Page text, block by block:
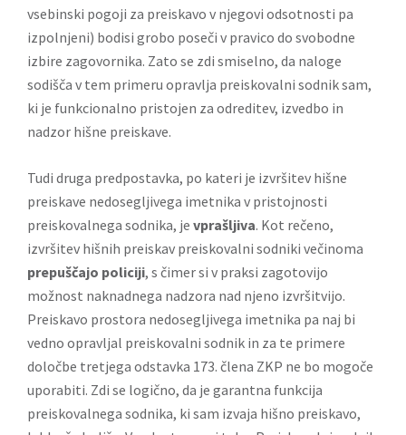
vsebinski pogoji za preiskavo v njegovi odsotnosti pa
izpolnjeni) bodisi grobo poseči v pravico do svobodne
izbire zagovornika. Zato se zdi smiselno, da naloge
sodišča v tem primeru opravlja preiskovalni sodnik sam,
ki je funkcionalno pristojen za odreditev, izvedbo in
nadzor hišne preiskave.
Tudi druga predpostavka, po kateri je izvršitev hišne
preiskave nedosegljivega imetnika v pristojnosti
preiskovalnega sodnika, je vprašljiva. Kot rečeno,
izvršitev hišnih preiskav preiskovalni sodniki večinoma
prepuščajo policiji, s čimer si v praksi zagotovijo
možnost naknadnega nadzora nad njeno izvršitvijo.
Preiskavo prostora nedosegljivega imetnika pa naj bi
vedno opravljal preiskovalni sodnik in za te primere
določbe tretjega odstavka 173. člena ZKP ne bo mogoče
uporabiti. Zdi se logično, da je garantna funkcija
preiskovalnega sodnika, ki sam izvaja hišno preiskavo,